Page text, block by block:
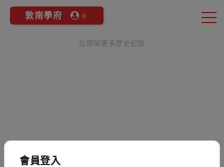
敦南學府 0
近期無更多歷史紀錄
會員登入